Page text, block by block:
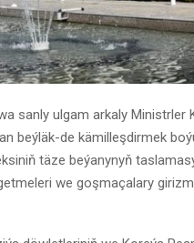
sanly ulgam arkaly
beýläk-de kämilleşdirmek
täze beýanynyň
we goşmaçalary